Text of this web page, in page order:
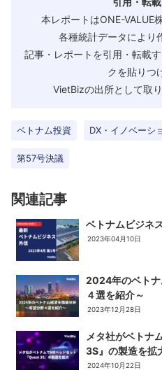
本レポートはONE-VALUE
各種統計データにより
記事・レポートを引用・転載
クを貼りつ
VietBizの出所として取
ベトナム投資 DX・イノベーシ
第57号決議
関連記事
ベトナムビジネ
2023年04月10日
2024年のベトナ
４選を紹介～
2023年12月28日
メタ社がベトナ
3S』の製造を拡
2024年10月22日